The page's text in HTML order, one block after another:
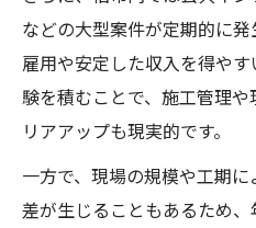
などの大型案件が定期的に
雇用や安定した収入を得や
験を積むことで、施工管理
リアアップも現実的です。
一方で、現場の規模や工期
差が生じることもあるため